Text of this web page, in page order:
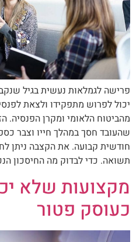
פרישה לגמלאות נעשית בגיל
יכול לפרוש מתפקידו ולצאת
מהביטוח הלאומי ומקרן הפנסיה.
שהעובד חסך במהלך חייו וצבר
חודשית קבועה. את הקצבה ניתן
תשואה. כדי לבדוק מה החיסכון
מקצועות שלא
כעוסק פטור